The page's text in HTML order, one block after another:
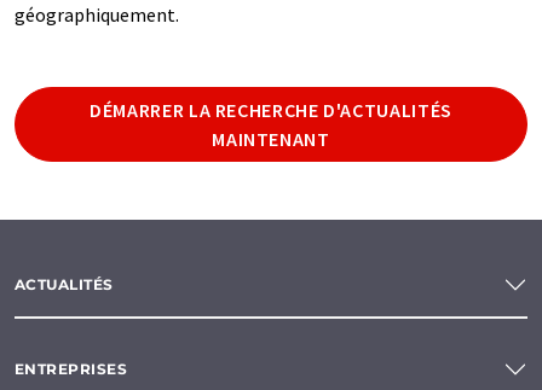
géographiquement.
DÉMARRER LA RECHERCHE D'ACTUALITÉS
MAINTENANT
ACTUALITÉS
ENTREPRISES